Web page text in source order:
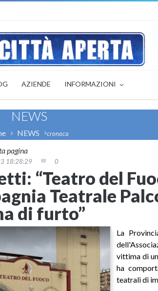
AZIENDE INFORMAZIONI
NEWS
NEWS cronaca
pagina
18:28:29 0
“Teatro del
Teatrale
di furto”
La
vittima di un
ha
teatrali di